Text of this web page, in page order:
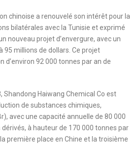
chinoise a renouvelé son intérêt pour la
bilatérales avec la Tunisie et exprimé
nouveau projet d’envergure, avec un
millions de dollars. Ce projet
d’environ 92 000 tonnes par an de
Shandong Haiwang Chemical Co est
de substances chimiques,
avec une capacité annuelle de 80 000
à hauteur de 170 000 tonnes par
première place en Chine et la troisième